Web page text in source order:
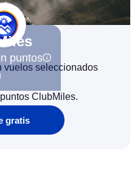
puntos
vuelos seleccionados
ClubMiles.
gratis